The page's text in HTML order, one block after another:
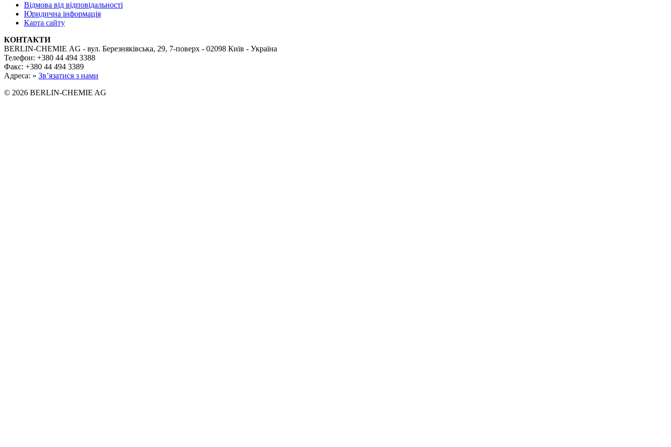
Відмова від відповідальності
Юридична інформація
Карта сайту
КОНТАКТИ
BERLIN-CHEMIE AG - вул. Березняківська, 29, 7-поверх - 02098 Київ - Україна
Телефон: +380 44 494 3388
Факс: +380 44 494 3389
Адреса: » Зв’язатися з нами
© 2026 BERLIN-CHEMIE AG